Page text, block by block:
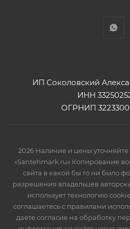
ИП Соколовский
ИНН
ОГРНИП
2026 Наличие и цены
«Santehmark.ru» Копирование
сайта в какой бы то ни было
разрешения владельцев
использует технологию
соглашаетесь с правилами
даете согласие на обработку